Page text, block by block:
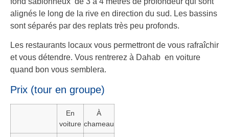
alignés le long de la rive en direction du sud. Les bassins
sont séparés par des replats très peu profonds.
Les restaurants locaux vous permettront de vous rafraîchir
et vous détendre. Vous rentrerez à Dahab en voiture
quand bon vous semblera.
Prix (tour en groupe)
En
voiture
À
chameau